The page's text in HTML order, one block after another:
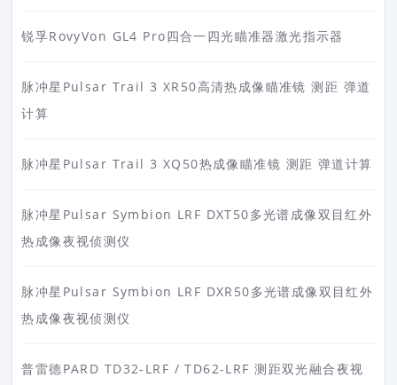
锐孚RovyVon GL4 Pro四合一四光瞄准器激光指示器
脉冲星Pulsar Trail 3 XR50高清热成像瞄准镜 测距 弹道
计算
脉冲星Pulsar Trail 3 XQ50热成像瞄准镜 测距 弹道计算
脉冲星Pulsar Symbion LRF DXT50多光谱成像双目红外
热成像夜视侦测仪
脉冲星Pulsar Symbion LRF DXR50多光谱成像双目红外
热成像夜视侦测仪
普雷德PARD TD32-LRF / TD62-LRF 测距双光融合夜视